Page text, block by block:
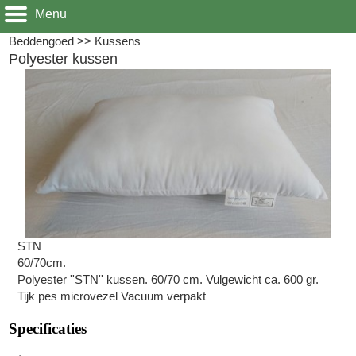
Menu
Beddengoed >> Kussens
Polyester kussen
STN
60/70cm.
Polyester ''STN'' kussen. 60/70 cm. Vulgewicht ca. 600 gr.
Tijk pes microvezel Vacuum verpakt
Specificaties